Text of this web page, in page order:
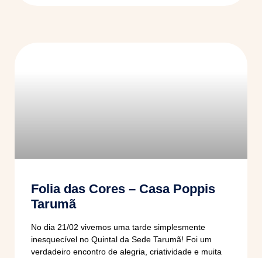
Folia das Cores – Casa Poppis
Tarumã
No dia 21/02 vivemos uma tarde simplesmente
inesquecível no Quintal da Sede Tarumã! Foi um
verdadeiro encontro de alegria, criatividade e muita